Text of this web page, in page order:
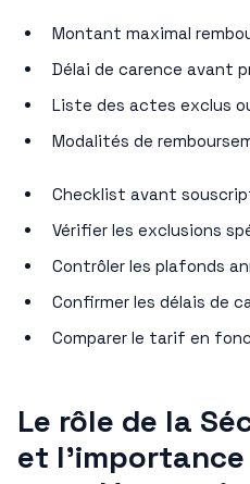
Montant maximal
Délai de carence avant
Liste des actes exclus
Modalités de
Checklist avant
Vérifier les exclusions
Contrôler les plafonds
Confirmer les délais de
Comparer le tarif en
Le rôle de la
et